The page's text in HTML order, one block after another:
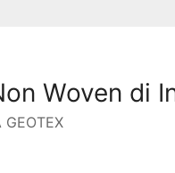
Woven di
GEOTEX